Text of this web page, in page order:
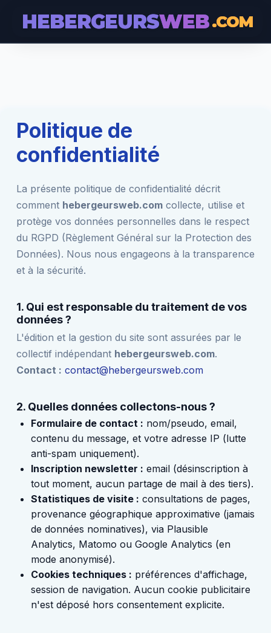
HEBERGEURSWEB.COM
Politique de
confidentialité
La présente politique de confidentialité décrit
comment hebergeursweb.comcollecte, utilise et
protège vos données personnelles dans le respect
du RGPD (Règlement Général sur la Protection des
Données). Nous nous engageons à la transparence
et à la sécurité.
1. Qui est responsable du traitement de vos
données ?
L'édition et la gestion du site sont assurées par le
collectif indépendant hebergeursweb.com.
Contact : contact@hebergeursweb.com
2. Quelles données collectons-nous ?
Formulaire de contact : nom/pseudo, email,
contenu du message, et votre adresse IP (lutte
anti-spam uniquement).
Inscription newsletter : email (désinscription à
tout moment, aucun partage de mail à des tiers).
Statistiques de visite : consultations de pages,
provenance géographique approximative (jamais
de données nominatives), via Plausible
Analytics, Matomo ou Google Analytics (en
mode anonymisé).
Cookies techniques : préférences d'affichage,
session de navigation. Aucun cookie publicitaire
n'est déposé hors consentement explicite.